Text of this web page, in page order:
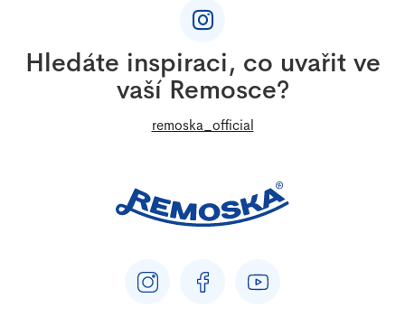
c
í
p
r
v
k
ý
p
s
u
Hledáte inspiraci, co uvařit ve
vaší Remosce?
remoska_official